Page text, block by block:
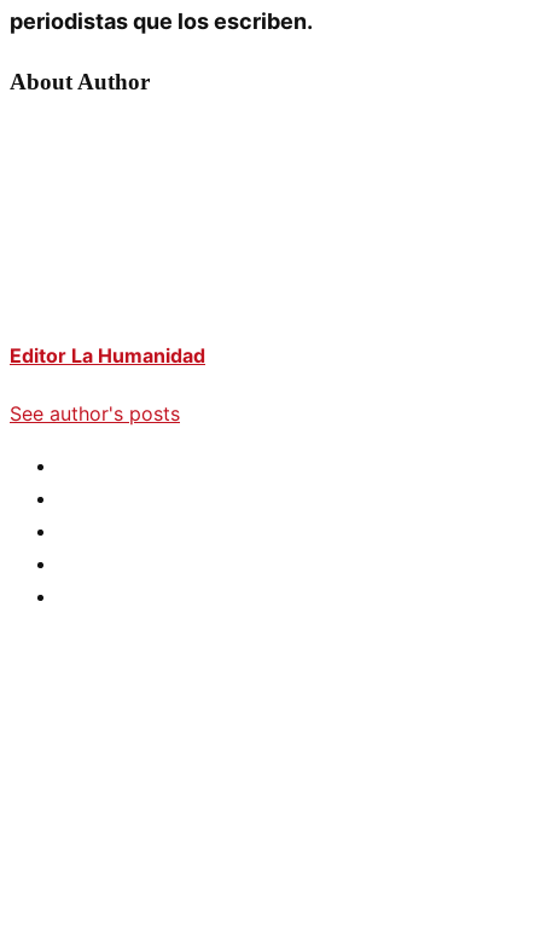
periodistas que los escriben.
About Author
Editor La Humanidad
See author's posts